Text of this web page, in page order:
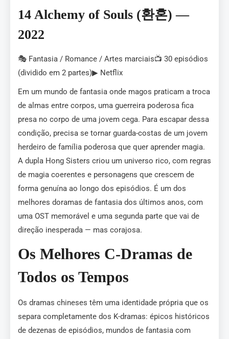
14 Alchemy of Souls (환혼) —
2022
🎭 Fantasia / Romance / Artes marciais📺 30 episódios
(dividido em 2 partes)▶ Netflix
Em um mundo de fantasia onde magos praticam a troca
de almas entre corpos, uma guerreira poderosa fica
presa no corpo de uma jovem cega. Para escapar dessa
condição, precisa se tornar guarda-costas de um jovem
herdeiro de família poderosa que quer aprender magia.
A dupla Hong Sisters criou um universo rico, com regras
de magia coerentes e personagens que crescem de
forma genuína ao longo dos episódios. É um dos
melhores doramas de fantasia dos últimos anos, com
uma OST memorável e uma segunda parte que vai de
direção inesperada — mas corajosa.
Os Melhores C-Dramas de
Todos os Tempos
Os dramas chineses têm uma identidade própria que os
separa completamente dos K-dramas: épicos históricos
de dezenas de episódios, mundos de fantasia com